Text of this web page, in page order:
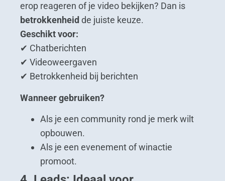
erop reageren of je video bekijken? Dan is
betrokkenheid de juiste keuze.
Geschikt voor:
✔ Chatberichten
✔ Videoweergaven
✔ Betrokkenheid bij berichten
Wanneer gebruiken?
Als je een community rond je merk wilt
opbouwen.
Als je een evenement of winactie
promoot.